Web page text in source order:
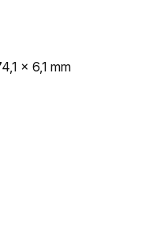
x 6,1 mm